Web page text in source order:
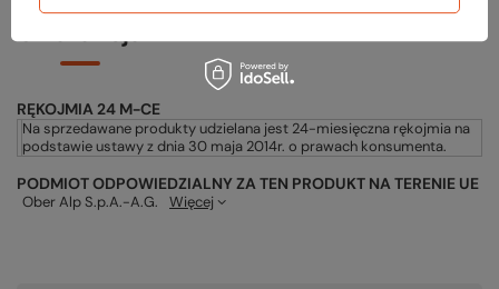
Gwarancja
RĘKOJMIA 24 M-CE
Na sprzedawane produkty udzielana jest 24-miesięczna rękojmia na
podstawie ustawy z dnia 30 maja 2014r. o prawach konsumenta.
PODMIOT ODPOWIEDZIALNY ZA TEN PRODUKT NA TERENIE UE
Ober Alp S.p.A.-A.G. Więcej